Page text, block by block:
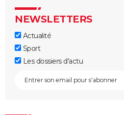
NEWSLETTERS
Actualité
Sport
Les dossiers d'actu